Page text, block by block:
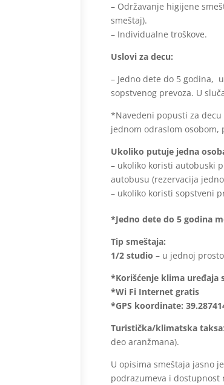
– Održavanje higijene
smeštaj).
– Individualne troškove.
Uslovi za decu:
– Jedno dete do 5 godina,
sopstvenog prevoza. U
*Navedeni popusti za decu
jednom odraslom
Ukoliko putuje jedna
– ukoliko koristi autobuski
autobusu (rezervacija
– ukoliko koristi sopstveni
*Jedno dete do 5 godina
Tip smeštaja:
1/2 studio – u jednoj
*Korišćenje klima uređaja
*Wi Fi Internet gratis
*GPS koordinate:
Turistička/klimatska taksa
deo aranžmana).
U opisima smeštaja jasno
podrazumeva i dostupnost